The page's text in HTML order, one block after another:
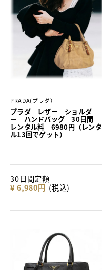
PRADA(プラダ）
プラダ レザー ショルダ
ー ハンドバッグ 30日間
レンタル料 6980円（レンタ
ル13回でゲット）
30日間定額
¥ 6,980円 (税込)